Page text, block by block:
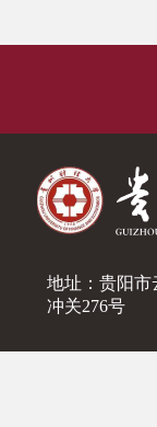
地址：贵阳市
冲关276号